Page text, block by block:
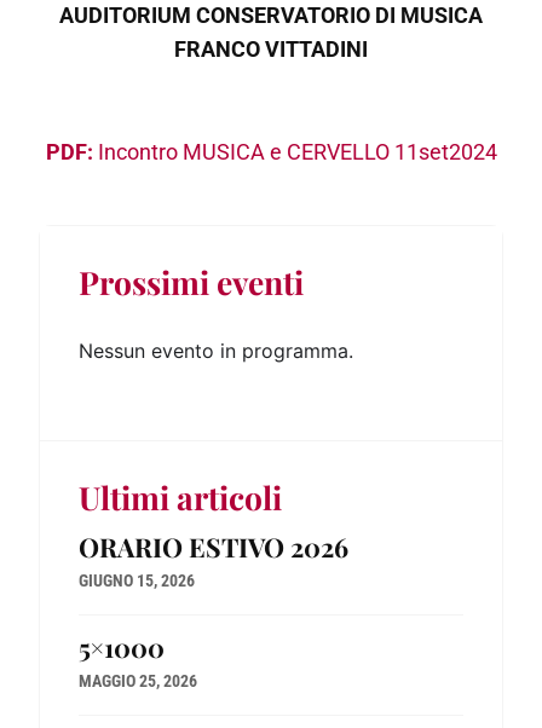
AUDITORIUM CONSERVATORIO DI MUSICA
FRANCO VITTADINI
Incontro MUSICA e CERVELLO 11set2024
Prossimi eventi
Nessun evento in programma.
Ultimi articoli
ORARIO ESTIVO 2026
GIUGNO 15, 2026
5×1000
MAGGIO 25, 2026